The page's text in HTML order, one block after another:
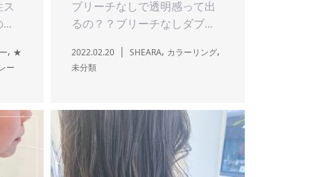
ス
...
, ★
ー
ブリーチなしで透明感って出
るの？？ブリーチなしダブ...
2022.02.20 SHEARA, カラーリング,
未分類